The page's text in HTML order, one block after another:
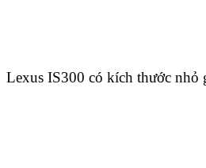
Lexus IS300 có kích thước nhỏ